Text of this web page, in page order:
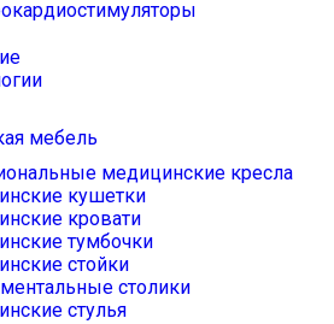
мебель
медицинские кресла
кушетки
кровати
тумбочки
стойки
столики
стулья